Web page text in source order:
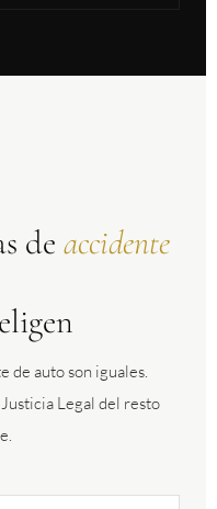
de accidente
de auto son iguales.
Legal del resto